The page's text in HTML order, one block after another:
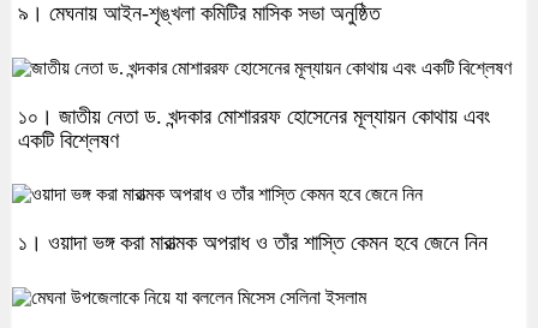
৯। মেঘনায় আইন-শৃঙ্খলা কমিটির মাসিক সভা অনুষ্ঠিত
১০। জাতীয় নেতা ড. খন্দকার মোশাররফ হোসেনের মূল্যায়ন কোথায় এবং
একটি বিশ্লেষণ
১। ওয়াদা ভঙ্গ করা মারাত্মক অপরাধ ও তাঁর শাস্তি কেমন হবে জেনে নিন